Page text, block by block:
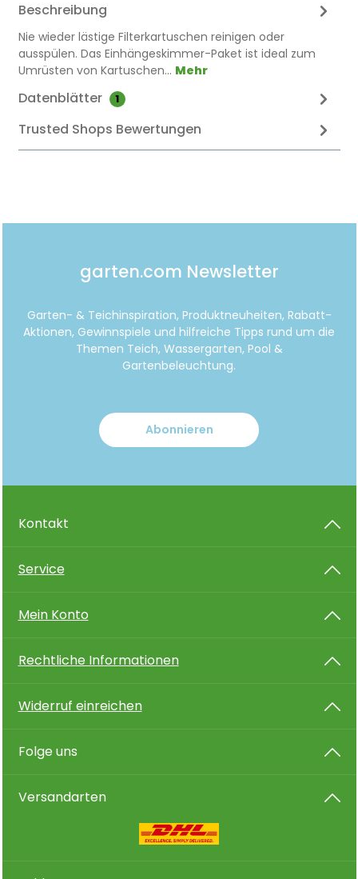
Beschreibung
Nie wieder lästige Filterkartuschen reinigen oder
ausspülen. Das Einhängeskimmer-Paket ist ideal zum
Umrüsten von Kartuschen… Mehr
Datenblätter 1
Trusted Shops Bewertungen
garten.com Newsletter
Garten- & Teichinspiration, Produktneuheiten, Rabatt-
Aktionen, Gewinnspiele und hilfreiche Tipps rund um die
Themen Teich, Wassergarten, Pool &
Gartenbeleuchtung.
Abonnieren
Kontakt
Service
Mein Konto
Rechtliche Informationen
Widerruf einreichen
Folge uns
Versandarten